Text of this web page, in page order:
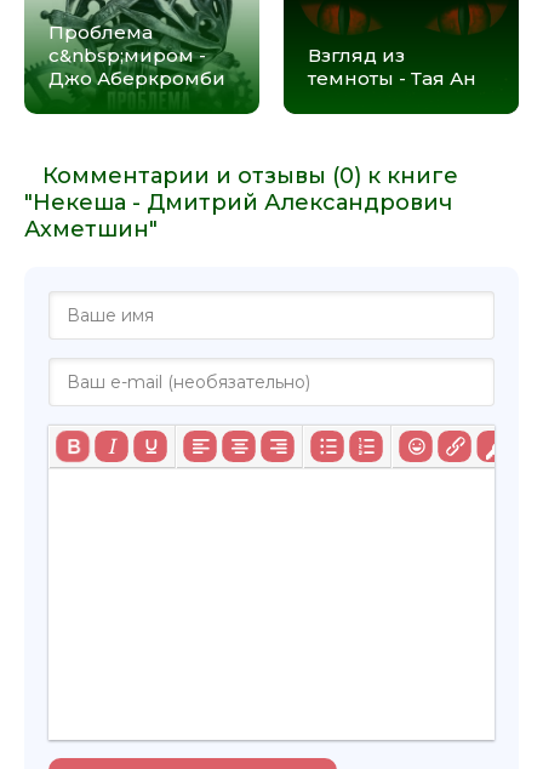
Проблема
с&nbsp;миром -
Джо Аберкромби
Взгляд из
темноты - Тая Ан
Комментарии и отзывы (0) к книге
"Некеша - Дмитрий Александрович
Ахметшин"